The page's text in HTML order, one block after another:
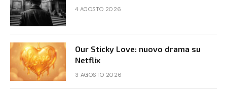
4 AGOSTO 2026
Our Sticky Love: nuovo drama su
Netflix
3 AGOSTO 2026